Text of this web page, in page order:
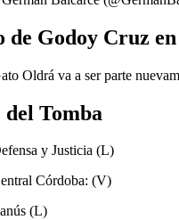
de Godoy Cruz
Oldrá va a ser parte
Tomba
y Justicia (L)
Córdoba: (V)
(L)